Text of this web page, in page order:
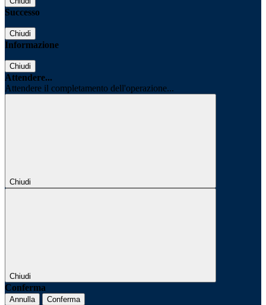
Successo
Chiudi
Informazione
Chiudi
Attendere...
Attendere il completamento dell'operazione...
Chiudi
Chiudi
Conferma
Annulla Conferma